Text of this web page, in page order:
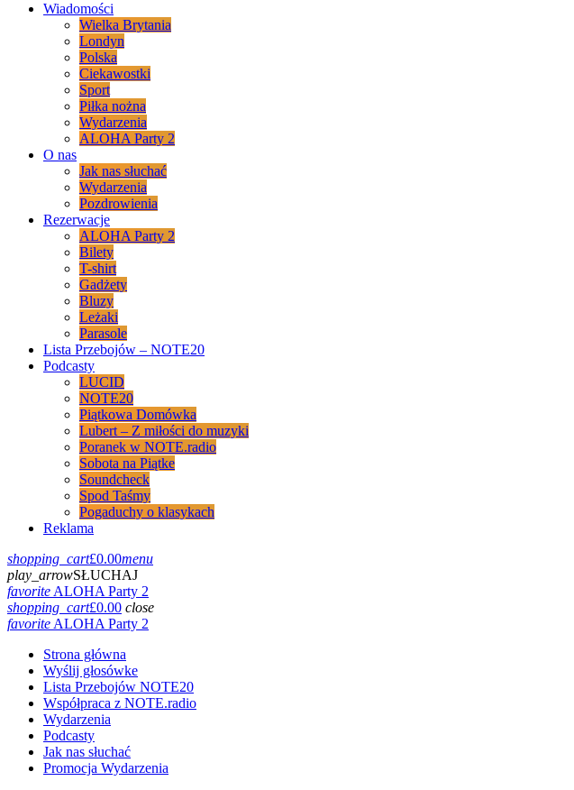
Wiadomości
Wielka Brytania
Londyn
Polska
Ciekawostki
Sport
Piłka nożna
Wydarzenia
ALOHA Party 2
O nas
Jak nas słuchać
Wydarzenia
Pozdrowienia
Rezerwacje
ALOHA Party 2
Bilety
T-shirt
Gadżety
Bluzy
Leżaki
Parasole
Lista Przebojów – NOTE20
Podcasty
LUCID
NOTE20
Piątkowa Domówka
Lubert – Z miłości do muzyki
Poranek w NOTE.radio
Sobota na Piątke
Soundcheck
Spod Taśmy
Pogaduchy o klasykach
Reklama
shopping_cart£0.00menu
play_arrowSŁUCHAJ
favoriteALOHA Party 2
shopping_cart£0.00 close
favoriteALOHA Party 2
Strona główna
Wyślij głosówke
Lista Przebojów NOTE20
Współpraca z NOTE.radio
Wydarzenia
Podcasty
Jak nas słuchać
Promocja Wydarzenia